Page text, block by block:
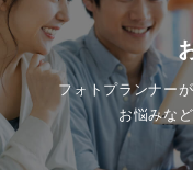
フォトプランナー
お悩みな